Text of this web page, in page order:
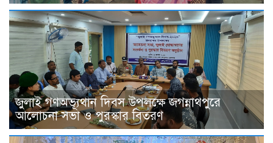
জুলাই গণঅভ্যূথান দিবস উপলক্ষে জগন্নাথপুরে
আলোচনা সভা ও পুরস্কার বিতরণ